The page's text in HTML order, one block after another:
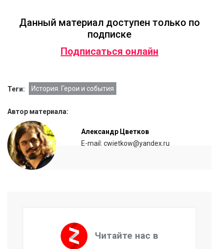
Данный материал доступен только по
подписке
Подписаться онлайн
Теги: История. Герои и события
Автор материала:
Александр Цветков
E-mail: cwietkow@yandex.ru
Читайте нас в